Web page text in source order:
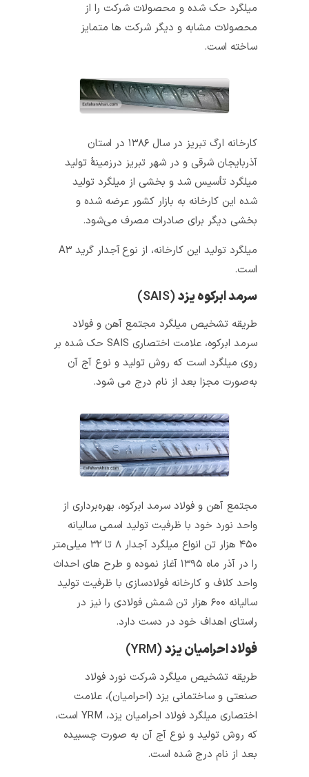
میلگرد حک شده و محصولات شرکت را از
محصولات مشابه و دیگر شرکت‌ ها متمایز
ساخته است.
کارخانه ارگ تبریز در سال ۱۳۸۶ در استان
آذربایجان شرقی و در شهر تبریز درزمینهٔ تولید
میلگرد تأسیس شد و بخشی از میلگرد تولید
شده این کارخانه به بازار کشور عرضه شده و
بخشی دیگر برای صادرات مصرف می‌شود.
میلگرد تولید این کارخانه، از نوع
آجدار گرید A۳
سرمد ابرکوه یزد(SAIS)
طریقه تشخیص میلگرد مجتمع آهن و فولاد
سرمد ابرکوه، علامت اختصاری SAIS حک شده بر
روی میلگرد است که روش تولید و نوع آج آن
به‌صورت مجزا بعد از نام درج می شود.
مجتمع آهن و فولاد سرمد ابرکوه، بهره‌برداری از
واحد نورد خود با ظرفیت تولید اسمی سالیانه
۴۵۰ هزار تن انواع میلگرد آجدار ۸ تا ۳۲ میلی‌متر
را در آذر ماه ۱۳۹۵ آغاز نموده و طرح‌ های احداث
واحد کلاف و کارخانه فولادسازی با ظرفیت تولید
سالیانه ۶۰۰ هزار تن شمش فولادی را نیز در
راستای اهداف خود در دست دارد.
فولاد احرامیان یزد(YRM)
طریقه تشخیص میلگرد شرکت نورد فولاد
صنعتی و ساختمانی یزد (احرامیان)، علامت
اختصاری میلگرد فولاد احرامیان یزد، YRM است،
که روش تولید و نوع آج آن به‌ صورت چسبیده
بعد از نام درج شده است.